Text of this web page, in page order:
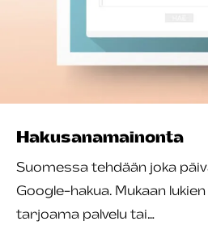
Hakusana­mainonta
Suomessa tehdään joka
Google-hakua. Mukaan
tarjoama palvelu tai…